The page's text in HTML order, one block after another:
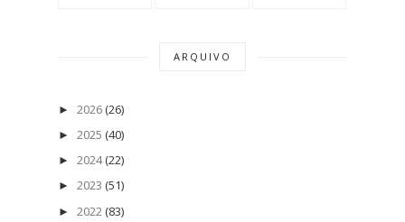
ARQUIVO
► 2026 (26)
► 2025 (40)
► 2024 (22)
► 2023 (51)
► 2022 (83)